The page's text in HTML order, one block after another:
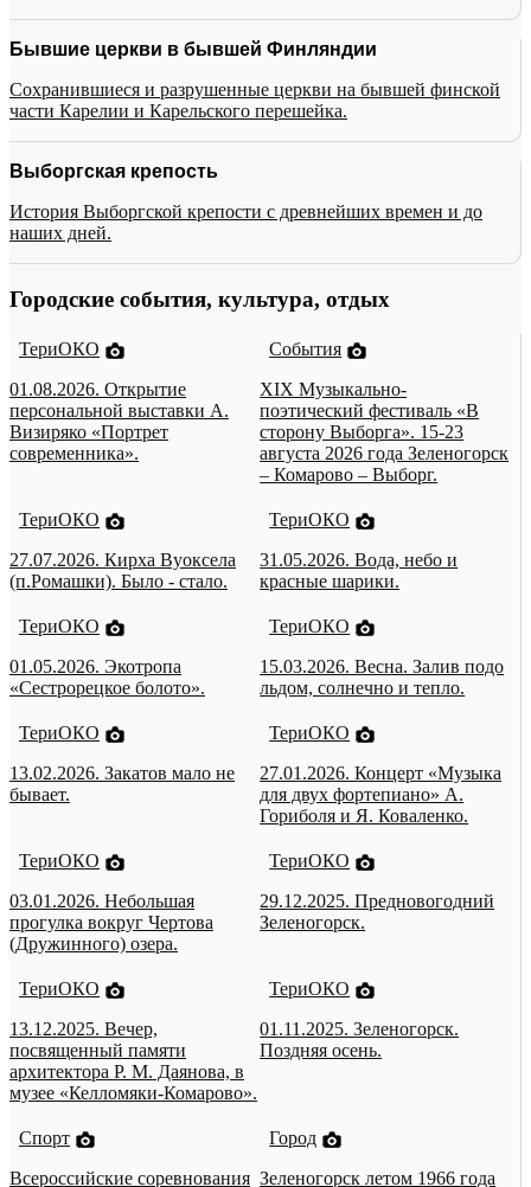
Бывшие церкви в бывшей Финляндии
Сохранившиеся и разрушенные церкви на бывшей финской
части Карелии и Карельского перешейка.
Выборгская крепость
История Выборгской крепости с древнейших времен и до
наших дней.
Городские события, культура, отдых
ТериОКО
01.08.2026. Открытие
персональной выставки А.
Визиряко «Портрет
современника».
События
XIX Музыкально-
поэтический фестиваль «В
сторону Выборга». 15-23
августа 2026 года Зеленогорск
– Комарово – Выборг.
ТериОКО
27.07.2026. Кирха Вуоксела
(п.Ромашки). Было - стало.
ТериОКО
31.05.2026. Вода, небо и
красные шарики.
ТериОКО
01.05.2026. Экотропа
«Сестрорецкое болото».
ТериОКО
15.03.2026. Весна. Залив подо
льдом, солнечно и тепло.
ТериОКО
13.02.2026. Закатов мало не
бывает.
ТериОКО
27.01.2026. Концерт «Музыка
для двух фортепиано» А.
Гориболя и Я. Коваленко.
ТериОКО
03.01.2026. Небольшая
прогулка вокруг Чертова
(Дружинного) озера.
ТериОКО
29.12.2025. Предновогодний
Зеленогорск.
ТериОКО
13.12.2025. Вечер,
посвященный памяти
архитектора Р. М. Даянова, в
музее «Келломяки-Комарово».
ТериОКО
01.11.2025. Зеленогорск.
Поздняя осень.
Спорт
Всероссийские соревнования
Город
Зеленогорск летом 1966 года